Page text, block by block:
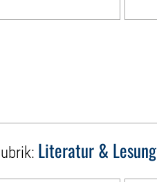
Literatur & Lesung